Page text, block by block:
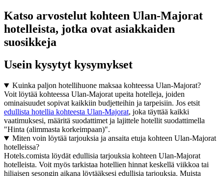
Katso arvostelut kohteen Ulan-Majorat
hotelleista, jotka ovat asiakkaiden
suosikkeja
Usein kysytyt kysymykset
Kuinka paljon hotellihuone maksaa kohteessa Ulan-Majorat?
Voit löytää kohteessa Ulan-Majorat upeita hotelleja, joiden
ominaisuudet sopivat kaikkiin budjetteihin ja tarpeisiin. Jos etsit
edullista hotellia kohteesta Ulan-Majorat, joka täyttää kaikki
vaatimuksesi, määritä suodattimet ja lajittele hotellit suodattimella
"Hinta (alimmasta korkeimpaan)".
Miten voin löytää tarjouksia ja ansaita etuja kohteen Ulan-Majorat
hotelleissa?
Hotels.comista löydät edullisia tarjouksia kohteen Ulan-Majorat
hotelleista. Voit myös tarkistaa hotellien hinnat keskellä viikkoa tai
hiljaisen sesongin aikana löytääksesi edullisia tarjouksia. Muista